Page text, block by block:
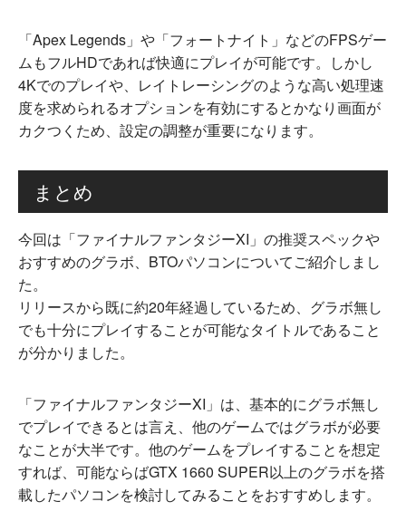
「Apex Legends」や「フォートナイト」などのFPSゲー
ムもフルHDであれば快適にプレイが可能です。しかし
4Kでのプレイや、レイトレーシングのような高い処理速
度を求められるオプションを有効にするとかなり画面が
カクつくため、設定の調整が重要になります。
まとめ
今回は「ファイナルファンタジーXI」の推奨スペックや
おすすめのグラボ、BTOパソコンについてご紹介しまし
た。
リリースから既に約20年経過しているため、グラボ無し
でも十分にプレイすることが可能なタイトルであること
が分かりました。
「ファイナルファンタジーXI」は、基本的にグラボ無し
でプレイできるとは言え、他のゲームではグラボが必要
なことが大半です。他のゲームをプレイすることを想定
すれば、可能ならばGTX 1660 SUPER以上のグラボを搭
載したパソコンを検討してみることをおすすめします。